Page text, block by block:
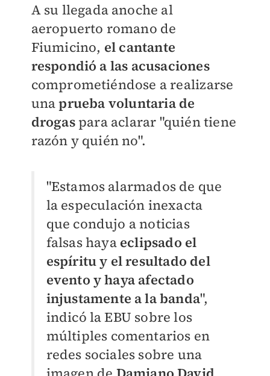
A su llegada anoche al
aeropuerto romano de
Fiumicino, el cantante
respondió a las acusaciones
comprometiéndose a realizarse
unaprueba voluntaria de
drogas para aclarar "quién tiene
razón y quién no".
"Estamos alarmados de que
la especulación inexacta
que condujo a noticias
falsas haya eclipsado el
espíritu y el resultado del
evento y haya afectado
injustamente a la banda",
indicó la EBU sobre los
múltiples comentarios en
redes sociales sobre una